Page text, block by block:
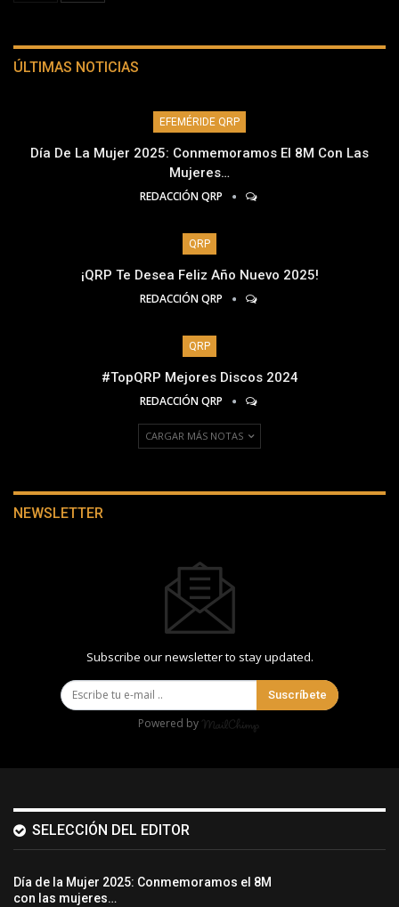
ÚLTIMAS NOTICIAS
EFEMÉRIDE QRP
Día De La Mujer 2025: Conmemoramos El 8M Con Las
Mujeres…
REDACCIÓN QRP
QRP
¡QRP Te Desea Feliz Año Nuevo 2025!
REDACCIÓN QRP
QRP
#TopQRP Mejores Discos 2024
REDACCIÓN QRP
CARGAR MÁS NOTAS
NEWSLETTER
Subscribe our newsletter to stay updated.
Suscríbete
Powered by
SELECCIÓN DEL EDITOR
Día de la Mujer 2025: Conmemoramos el 8M
con las mujeres…